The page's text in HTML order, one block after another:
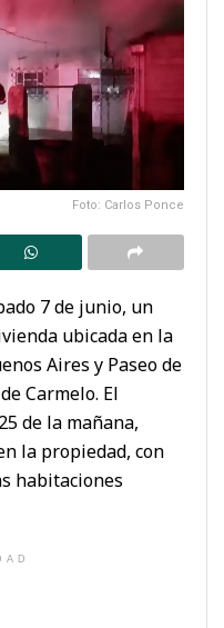
Foto: Carlos Ponce
7 de junio, un
ubicada en la
Aires y Paseo de
Carmelo. El
de la mañana,
la propiedad, con
habitaciones